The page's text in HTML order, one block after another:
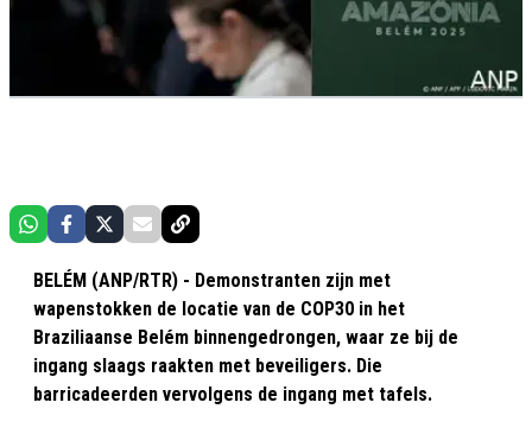
BELÉM (ANP/RTR) - Demonstranten zijn met
wapenstokken de locatie van de COP30 in het
Braziliaanse Belém binnengedrongen, waar ze bij de
ingang slaags raakten met beveiligers. Die
barricadeerden vervolgens de ingang met tafels.